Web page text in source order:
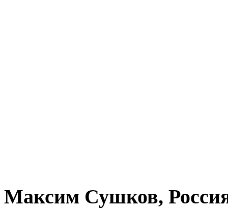
Максим Сушков,